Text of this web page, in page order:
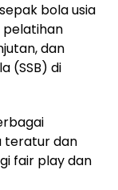
bola usia
pelatihan
dan
(SSB) di
teratur dan
fair play dan